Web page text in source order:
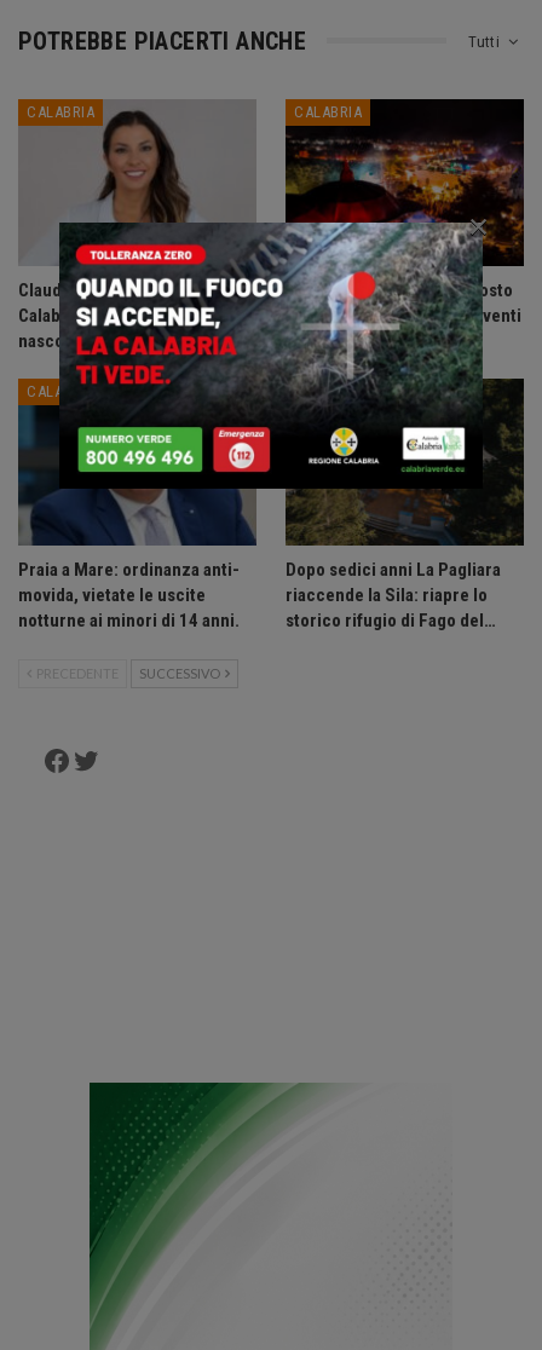
Tutti
POTREBBE PIACERTI ANCHE
CALABRIA
Claudia Conte presenta in
Calabria il romanzo civile Dove
nascono i silenzi: doppio…
CALABRIA
Acadie Club presenta: Agosto
2026, un mese di grandi eventi
sulla Riviera dei Cedri.
CALABRIA
Praia a Mare: ordinanza anti-
movida, vietate le uscite
notturne ai minori di 14 anni.
CALABRIA
Dopo sedici anni La Pagliara
riaccende la Sila: riapre lo
storico rifugio di Fago del…
PRECEDENTE SUCCESSIVO
Facebook
Twitter
×